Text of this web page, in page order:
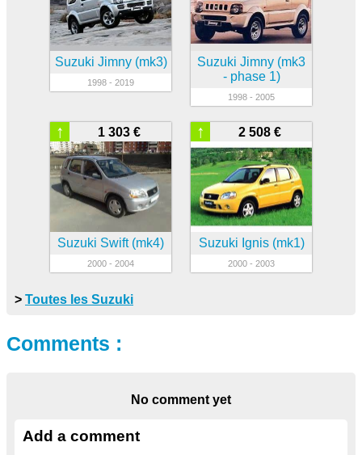
Suzuki Jimny (mk3)
1998 - 2019
Suzuki Jimny (mk3
- phase 1)
1998 - 2005
1 303 €
↑
Suzuki Swift (mk4)
2000 - 2004
2 508 €
↑
Suzuki Ignis (mk1)
2000 - 2003
> Toutes les Suzuki
Comments :
No comment yet
Add a comment